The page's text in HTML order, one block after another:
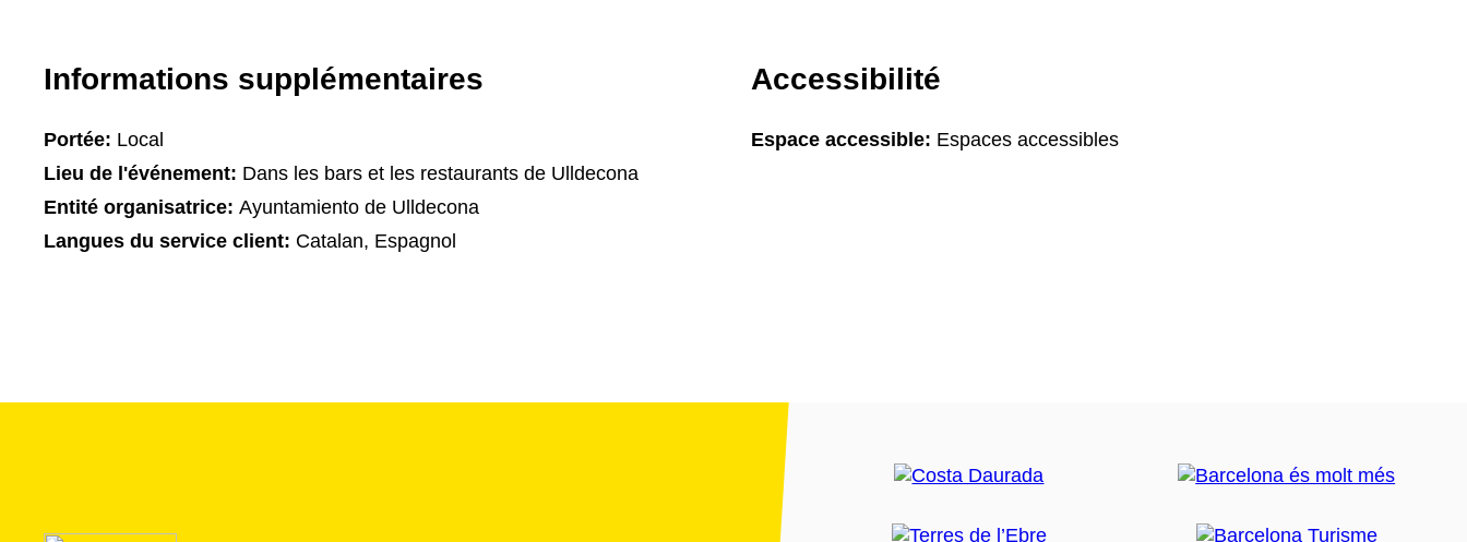
Informations supplémentaires
Portée: Local
Lieu de l'événement: Dans les bars et les restaurants de Ulldecona
Entité organisatrice: Ayuntamiento de Ulldecona
Langues du service client: Catalan, Espagnol
Accessibilité
Espace accessible: Espaces accessibles